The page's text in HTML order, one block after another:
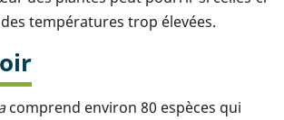
températures trop élevées.
comprend environ 80 espèces qui